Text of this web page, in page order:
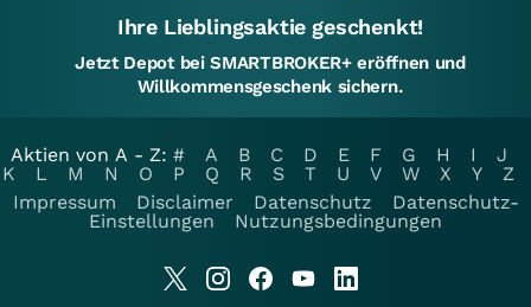
Ihre Lieblingsaktie geschenkt!
Jetzt Depot bei SMARTBROKER+ eröffnen und
Willkommensgeschenk sichern.
Aktien von A - Z: # A B C D E F G H I
J
K
L M N O P Q R S T U V W X Y
Z
Impressum
Disclaimer Datenschutz
Datenschutz-
Einstellungen
Nutzungsbedingungen